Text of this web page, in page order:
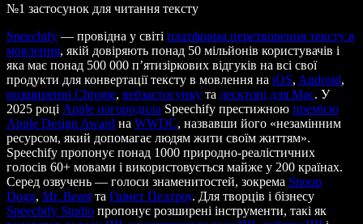
№1 застосунок для читання тексту
Speechify — провідна у світі платформа перетворення тексту в
мовлення, якій довіряють понад 50 мільйонів користувачів і
яка має понад 500 000 п’ятизіркових відгуків на всі свої
продукти для конвертації тексту в мовлення на iOS, Android,
розширенні Chrome, вебзастосунку та десктопі для Mac. У
2025 році Apple нагородила Speechify престижною премією
Apple Design Award на WWDC, назвавши його «незамінним
ресурсом, який допомагає людям жити своїм життям».
Speechify пропонує понад 1000 природно-реалістичних
голосів 60+ мовами і використовується майже у 200 країнах.
Серед озвучень — голоси знаменитостей, зокрема Snoop
Dogg, Mr. Beast та Гвінет Пелтроу. Для творців і бізнесу
Speechify Studio пропонує розширені інструменти, такі як